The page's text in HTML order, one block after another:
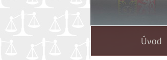
Úvod